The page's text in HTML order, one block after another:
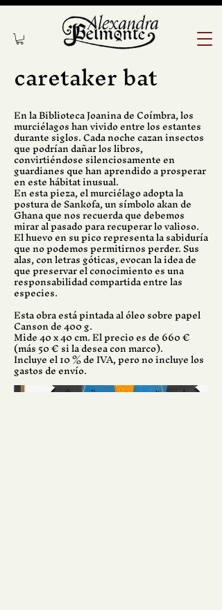
caretaker bat
En la Biblioteca Joanina de Coímbra, los
murciélagos han vivido entre los estantes
durante siglos. Cada noche cazan insectos
que podrían dañar los libros,
convirtiéndose silenciosamente en
guardianes que han aprendido a prosperar
en este hábitat inusual.
En esta pieza, el murciélago adopta la
postura de Sankofa, un símbolo akan de
Ghana que nos recuerda que debemos
mirar al pasado para recuperar lo valioso.
El huevo en su pico representa la sabiduría
que no podemos permitirnos perder. Sus
alas, con letras góticas, evocan la idea de
que preservar el conocimiento es una
responsabilidad compartida entre las
especies.
Esta obra está pintada al óleo sobre papel
Canson de 400 g.
Mide 40 x 40 cm. El precio es de 660 €
(más 50 € si la desea con marco).
Incluye el 10 % de IVA, pero no incluye los
gastos de envío.